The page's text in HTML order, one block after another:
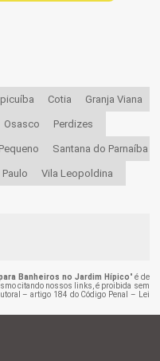
Cotia Granja Viana
Osasco Perdizes
Santana do Parnaíba
Vila Leopoldina
Banheiros no Jardim Hípico" é de
citando nossos links, é proibida sem
– artigo 184 do Código Penal – Lei